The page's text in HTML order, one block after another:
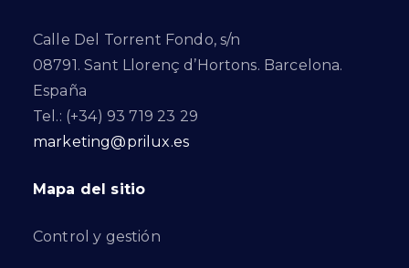
Calle Del Torrent Fondo, s/n
08791. Sant Llorenç d’Hortons. Barcelona.
España
Tel.: (+34) 93 719 23 29
marketing@prilux.es
Mapa del sitio
Control y gestión